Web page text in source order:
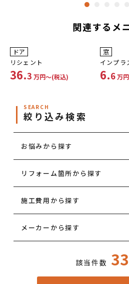
関連するメ
工事費コミコミ
ドア
リシェント
36.3 万円〜(税込)
工事費コ
窓
インプラ
6.6万
SEARCH
絞り込み検索
お悩みから探す
リフォーム箇所から探す
施工費用から探す
メーカーから探す
該当件数